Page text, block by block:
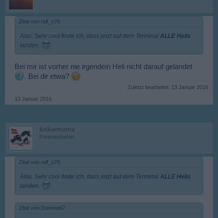
Zitat von ralf_s76: ↑
Also. Sehr cool finde ich, dass jetzt auf dem Terminal ALLE Helis
landen.
Bei mir ist vorher nie irgendein Heli nicht darauf gelandet
. Bei dir etwa?
Zuletzt bearbeitet: 13 Januar 2016
13 Januar 2016
tinkermama
Forenaufseher
Zitat von ralf_s76: ↑
Also. Sehr cool finde ich, dass jetzt auf dem Terminal ALLE Helis
landen.
Zitat von Domme67: ↑